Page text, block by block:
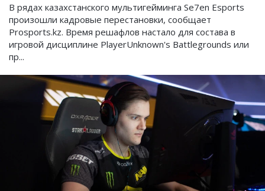
В рядах казахстанского мультигейминга Se7en Esports
произошли кадровые перестановки, сообщает
Prosports.kz. Время решафлов настало для состава в
игровой дисциплине PlayerUnknown's Battlegrounds или
пр...